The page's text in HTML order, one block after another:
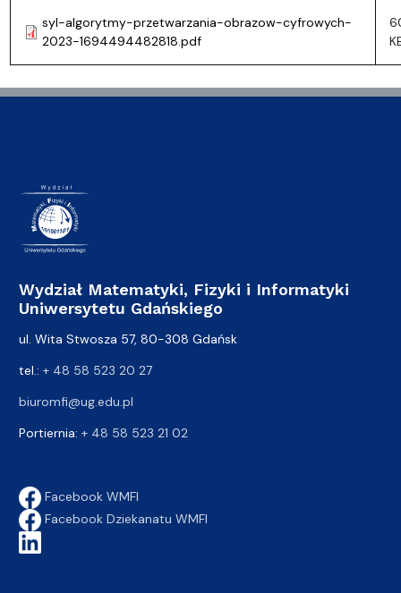
syl-algorytmy-przetwarzania-obrazow-cyfrowych-
2023-1694494482818.pdf
Wydział Matematyki, Fizyki i Informatyki
Uniwersytetu Gdańskiego
ul. Wita Stwosza 57, 80-308 Gdańsk
tel.: + 48 58 523 20 27
biuromfi@ug.edu.pl
Portiernia: + 48 58 523 21 02
Facebook WMFI
Facebook Dziekanatu WMFI